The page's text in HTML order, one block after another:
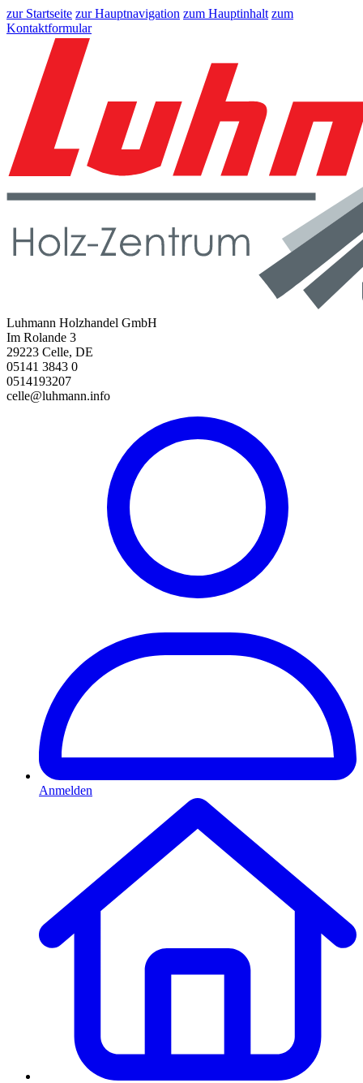
zur Startseite zur Hauptnavigation zum Hauptinhalt zum
Kontaktformular
Luhmann Holzhandel GmbH
Im Rolande 3
29223 Celle, DE
05141 3843 0
0514193207
celle@luhmann.info
Anmelden